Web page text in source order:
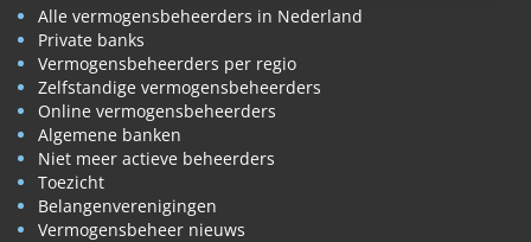
Alle vermogensbeheerders in Nederland
Private banks
Vermogensbeheerders per regio
Zelfstandige vermogensbeheerders
Online vermogensbeheerders
Algemene banken
Niet meer actieve beheerders
Toezicht
Belangenverenigingen
Vermogensbeheer nieuws